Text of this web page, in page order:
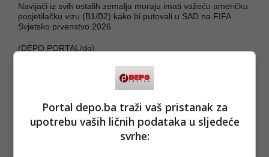
Navijači iz svih ostalih zemalja moraju imati važeću američku
posjetilačku vizu (B1/B2) kako bi putovali u SAD na FIFA
Svjetsko prvenstvo 2026.
(DEPO PORTAL/dg)
Portal depo.ba traži vaš pristanak za
upotrebu vaših ličnih podataka u sljedeće
svrhe: